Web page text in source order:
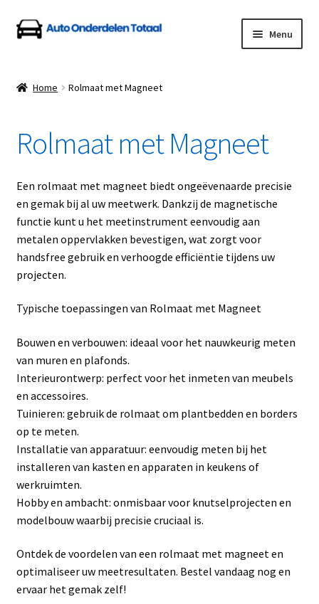
Ga
door
navigatie
Ga
naar
inhoud
Menu
Auto Onderdelen Shop
Betalen en Verzenden
Blog
Contact
Over Ons
Overzicht
Privacybeleid
Retourbeleid
Videos
Winkelwagen
Home Rolmaat met Magneet
Rolmaat met Magneet
Een rolmaat met magneet biedt ongeëvenaarde precisie
en gemak bij al uw meetwerk. Dankzij de magnetische
functie kunt u het meetinstrument eenvoudig aan
metalen oppervlakken bevestigen, wat zorgt voor
handsfree gebruik en verhoogde efficiëntie tijdens uw
projecten.
Typische toepassingen van Rolmaat met Magneet
Bouwen en verbouwen: ideaal voor het nauwkeurig meten
van muren en plafonds.
Interieurontwerp: perfect voor het inmeten van meubels
en accessoires.
Tuinieren: gebruik de rolmaat om plantbedden en borders
op te meten.
Installatie van apparatuur: eenvoudig meten bij het
installeren van kasten en apparaten in keukens of
werkruimten.
Hobby en ambacht: onmisbaar voor knutselprojecten en
modelbouw waarbij precisie cruciaal is.
Ontdek de voordelen van een rolmaat met magneet en
optimaliseer uw meetresultaten. Bestel vandaag nog en
ervaar het gemak zelf!